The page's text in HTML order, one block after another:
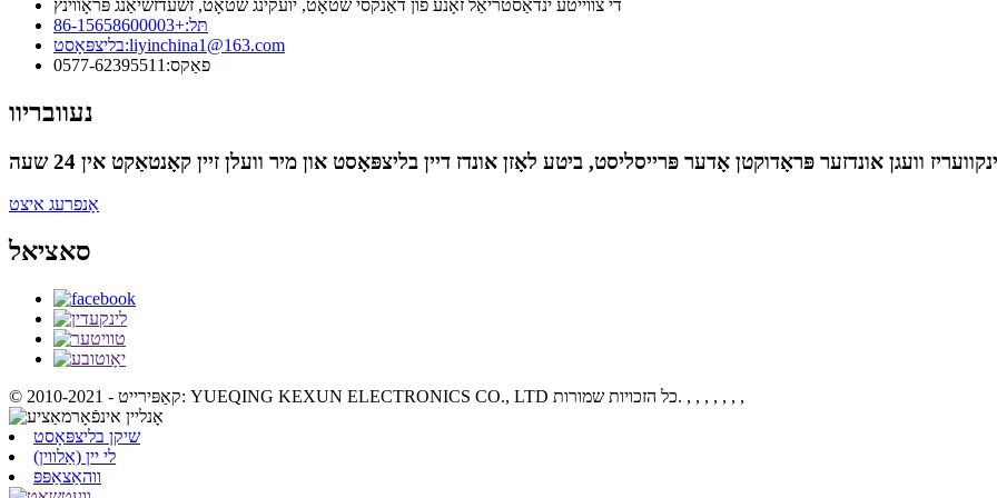
די צווייטע ינדאַסטריאַל זאָנע פון ​​דאַנקסי שטאָט, יועקינג שטאָט, זשעדזשיאַנג פּראָווינץ
תּל:+86-15658600003
בליצפּאָסט:liyinchina1@163.com
פאַקס: 0577-62395511
נעוובריוו
אָנפרעג איצט
סאציאל
© קאַפּירייט - 2010-2021: YUEQING KEXUN ELECTRONICS CO., LTD כל הזכויות שמורות. , , , , , , ,
שיקן בליצפּאָסט
לי יין (אַלווין)
ווהאַצאַפּפּ